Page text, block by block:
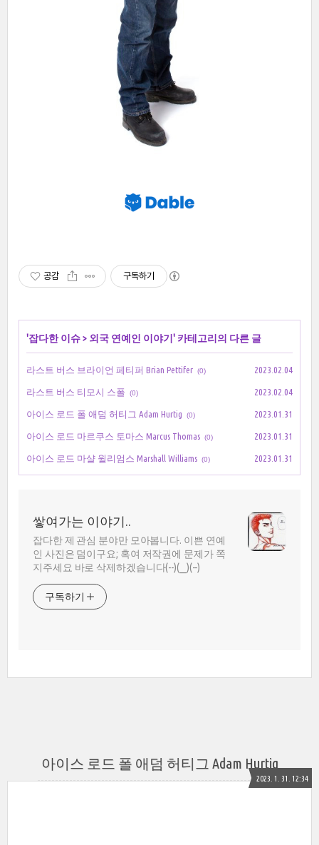
공감 구독하기
'잡다한 이슈> 외국 연예인 이야기 ' 카테고리의 다른 글
라스트 버스 브라이언 페티퍼 Brian Pettifer (0) 2023.02.04
라스트 버스 티모시 스폴 (0) 2023.02.04
아이스 로드 폴 애덤 허티그 Adam Hurtig (0) 2023.01.31
아이스 로드 마르쿠스 토마스 Marcus Thomas (0) 2023.01.31
아이스 로드 마샬 윌리엄스 Marshall Williams (0) 2023.01.31
쌓여가는 이야기..
잡다한 제 관심 분야만 모아봅니다. 이쁜 연예
인 사진은 덤이구요; 혹여 저작권에 문제가 쪽
지주세요 바로 삭제하겠습니다(--)(__)(--)
구독하기
아이스 로드 폴 애덤 허티그 Adam Hurtig
2023. 1. 31. 12:34